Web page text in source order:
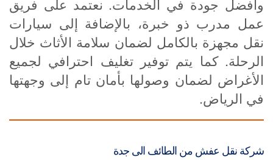
وأفضل جودة في الخدمات. نعتمد على فريق
عمل مدرب ذو خبرة، بالإضافة إلى سيارات
نقل مجهزة بالكامل لضمان سلامة الأثاث خلال
الرحلة. كما يتم توفير تغليف احترافي لجميع
الأغراض لضمان وصولها بأمان تام إلى وجهتها
في الرياض.
شركة نقل عفش من الطائف الى جدة